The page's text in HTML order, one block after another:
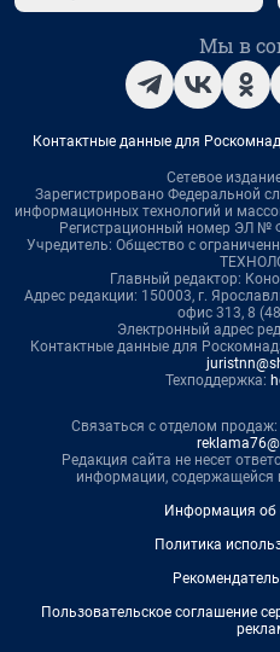
Мы в
Контактные данные для
Сетевое
Зарегистрировано Федеральной
информационных технологий и
Регистрационный номер ЭЛ №
Учредитель: Общество с
Главный редактор:
Адрес редакции: 150003, г.
офис 313, 8
Электронный адрес
Контактные данные для
Техподдержка:
Связаться с отделом
Редакция сайта не несет
информации, содержащейся
Информация об
Политика
Пользовательское соглашение